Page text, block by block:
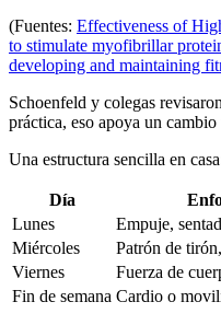
(Fuentes: Effectiveness of
to stimulate myofibrillar
developing and maintaining
Schoenfeld y colegas
práctica, eso apoya un
Una estructura sencilla en
Día
Lunes
Empuje,
Miércoles
Patrón de
Viernes
Fuerza de
Fin de semana Cardio o